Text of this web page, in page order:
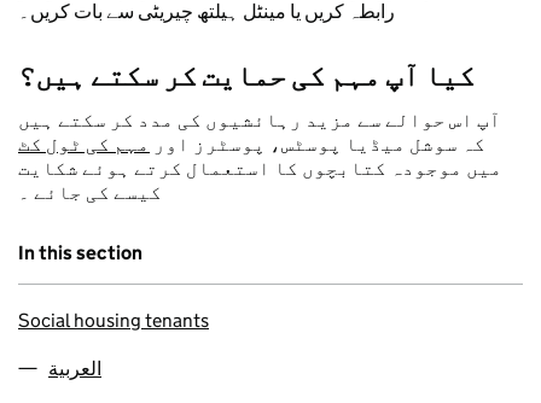
کیا آپ مہم کی حمایت کر سکتے ہیں؟
آپ اس حوالے سے مزید رہائشیوں کی مدد کر سکتے ہیں
کہ سوشل میڈیا پوسٹس، پوسٹرز اور مہم کی ٹول کٹ
میں موجودہ کتابچوں کا استعمال کرتے ہوئے شکایت
کیسے کی جائے ۔
In this section
Social housing tenants
العربية